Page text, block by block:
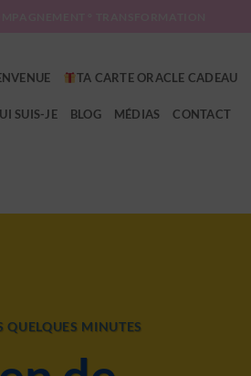
TA CARTE ORACLE CADEAU
SUIS-JE BLOG MÉDIAS CONTACT
QUELQUES MINUTES